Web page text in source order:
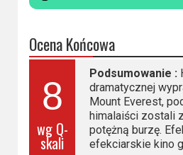
Ocena Końcowa
8
wg Q-
skali
Podsumowanie :
dramatycznej
Mount Everest,
himalaiści zostali
potężną burzę.
efekciarskie kino